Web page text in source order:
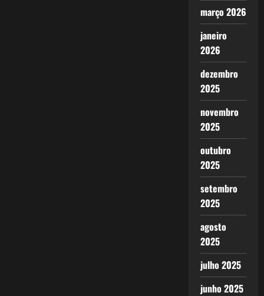
março 2026
janeiro
2026
dezembro
2025
novembro
2025
outubro
2025
setembro
2025
agosto
2025
julho 2025
junho 2025